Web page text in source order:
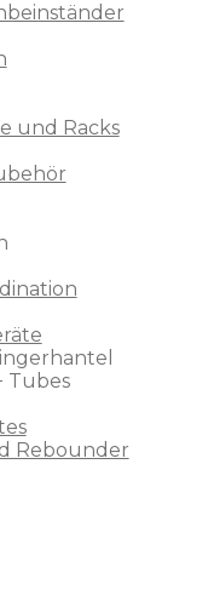
und Racks
Tubes
Rebounder